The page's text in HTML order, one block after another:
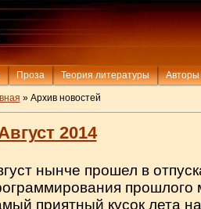
Проза Теория литературы Авторы
» Архив новостей
2014
нынче прошел в
прошлого
приятный кусок лета